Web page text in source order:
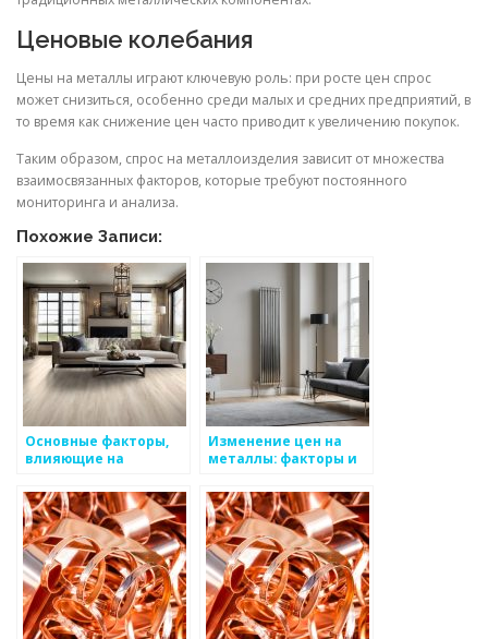
Ценовые колебания
Цены на металлы играют ключевую роль: при росте цен спрос
может снизиться, особенно среди малых и средних предприятий, в
то время как снижение цен часто приводит к увеличению покупок.
Таким образом, спрос на металлоизделия зависит от множества
взаимосвязанных факторов, которые требуют постоянного
мониторинга и анализа.
Похожие Записи:
Основные факторы,
влияющие на
сплавы
Изменение цен на
металлы: факторы и